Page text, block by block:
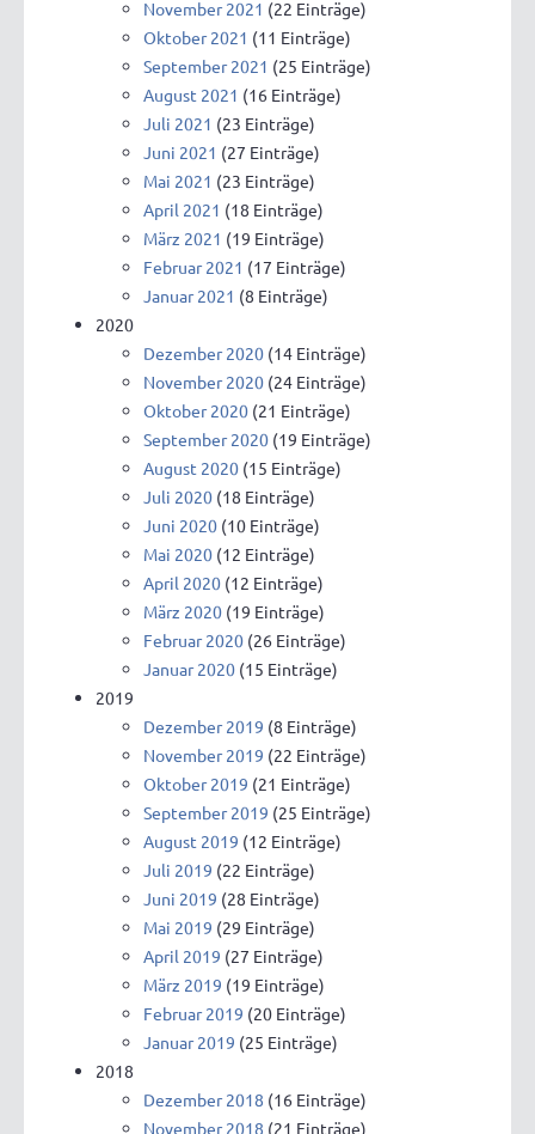
November 2021 (22 Einträge)
Oktober 2021 (11 Einträge)
September 2021 (25 Einträge)
August 2021 (16 Einträge)
Juli 2021 (23 Einträge)
Juni 2021 (27 Einträge)
Mai 2021 (23 Einträge)
April 2021 (18 Einträge)
März 2021 (19 Einträge)
Februar 2021 (17 Einträge)
Januar 2021 (8 Einträge)
2020
Dezember 2020 (14 Einträge)
November 2020 (24 Einträge)
Oktober 2020 (21 Einträge)
September 2020 (19 Einträge)
August 2020 (15 Einträge)
Juli 2020 (18 Einträge)
Juni 2020 (10 Einträge)
Mai 2020 (12 Einträge)
April 2020 (12 Einträge)
März 2020 (19 Einträge)
Februar 2020 (26 Einträge)
Januar 2020 (15 Einträge)
2019
Dezember 2019 (8 Einträge)
November 2019 (22 Einträge)
Oktober 2019 (21 Einträge)
September 2019 (25 Einträge)
August 2019 (12 Einträge)
Juli 2019 (22 Einträge)
Juni 2019 (28 Einträge)
Mai 2019 (29 Einträge)
April 2019 (27 Einträge)
März 2019 (19 Einträge)
Februar 2019 (20 Einträge)
Januar 2019 (25 Einträge)
2018
Dezember 2018 (16 Einträge)
November 2018 (21 Einträge)